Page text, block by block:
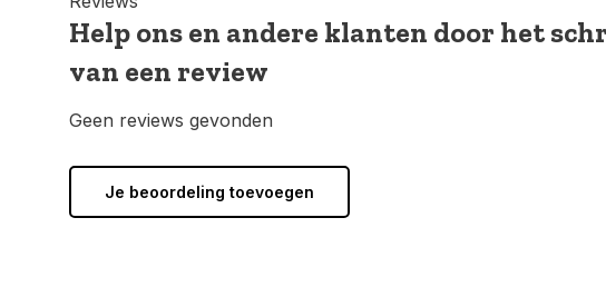
Help ons en andere klanten door het
van een review
Geen reviews gevonden
Je beoordeling toevoegen